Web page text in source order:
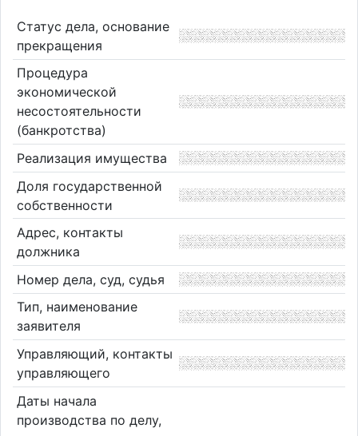
Статус дела, основание
прекращения
Процедура
экономической
несостоятельности
(банкротства)
Реализация имущества
Доля государственной
собственности
Адрес, контакты
должника
Номер дела, суд, судья
Тип, наименование
заявителя
Управляющий, контакты
управляющего
Даты начала
производства по делу,